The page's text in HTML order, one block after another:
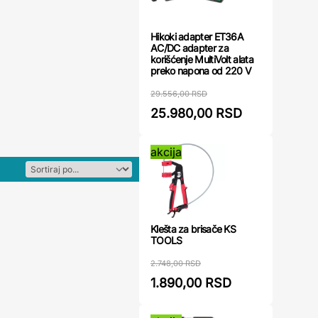
Hikoki adapter ET36A
AC/DC adapter za
korišćenje MultiVolt alata
preko napona od 220 V
29.556,00 RSD
25.980,00 RSD
akcija
Klešta za brisače KS
TOOLS
2.748,00 RSD
1.890,00 RSD